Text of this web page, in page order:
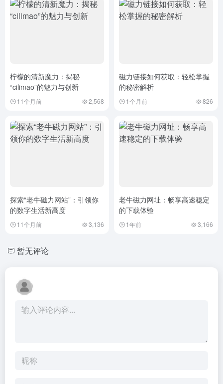
柠檬的清新魔力：揭秘
“cilimao”的魅力与创新
11个月前 2,568
磁力链接如何获取：轻松掌握
的秘密解析
1个月前 826
探索“老牛磁力网站”：引领你
的数字生活新高度
11个月前 3,136
老牛磁力网址：畅享高速稳定
的下载体验
1年前 3,166
暂无评论